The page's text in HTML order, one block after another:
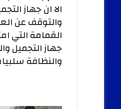
الا ان جهاز
والتوقف عن
القمامة التي
جهاز التجميل
والنظافة